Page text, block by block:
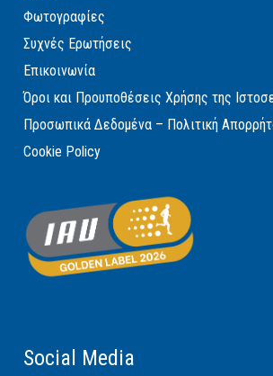
Φωτογραφίες
Συχνές Ερωτήσεις
Επικοινωνία
Όροι και Προυποθέσεις Χρήσης της
Προσωπικά Δεδομένα – Πολιτική
Cookie Policy
Social Media